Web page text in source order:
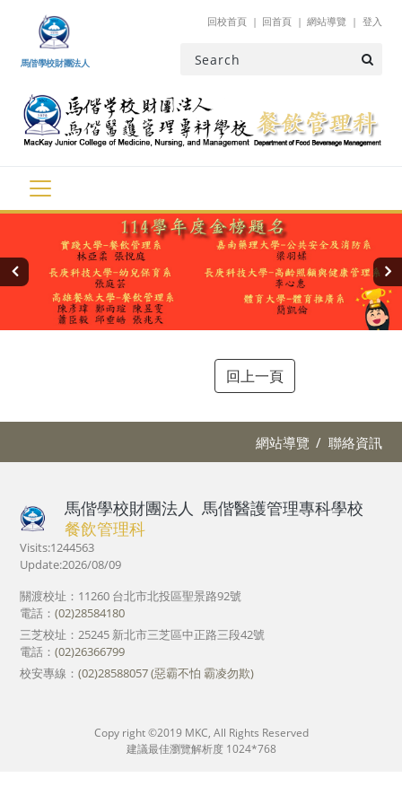
跳到主要內容
馬偕學校財團法人
回校首頁 回首頁 網站導覽 登入
‹ ›
網站導覽 聯絡資訊
馬偕學校財團法人 馬偕醫護管理專科學校
餐飲管理科
Visits:1244563
Update:2026/08/09
關渡校址：11260 台北市北投區聖景路92號
電話：(02)28584180
三芝校址：25245 新北市三芝區中正路三段42號
電話：(02)26366799
校安專線：(02)28588057 (惡霸不怕 霸凌勿欺)
Copy right ©2019 MKC, All Rights Reserved
建議最佳瀏覽解析度 1024*768